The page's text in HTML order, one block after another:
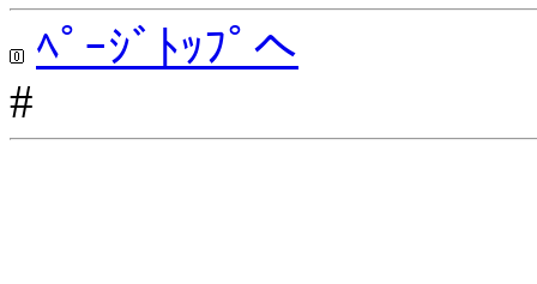
ﾍﾟｰｼﾞﾄｯﾌﾟへ
#